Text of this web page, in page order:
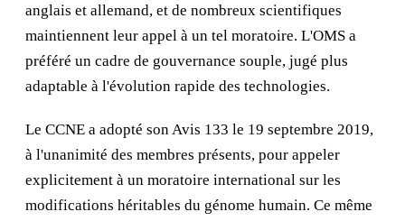
anglais et allemand, et de nombreux scientifiques
maintiennent leur appel à un tel moratoire. L'OMS a
préféré un cadre de gouvernance souple, jugé plus
adaptable à l'évolution rapide des technologies.
Le CCNE a adopté son Avis 133 le 19 septembre 2019,
à l'unanimité des membres présents, pour appeler
explicitement à un moratoire international sur les
modifications héritables du génome humain. Ce même